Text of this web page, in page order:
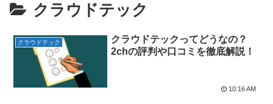
クラウドテック
クラウドテック
クラウドテックってどうなの？
2chの評判や口コミを徹底解説！
10:16 AM